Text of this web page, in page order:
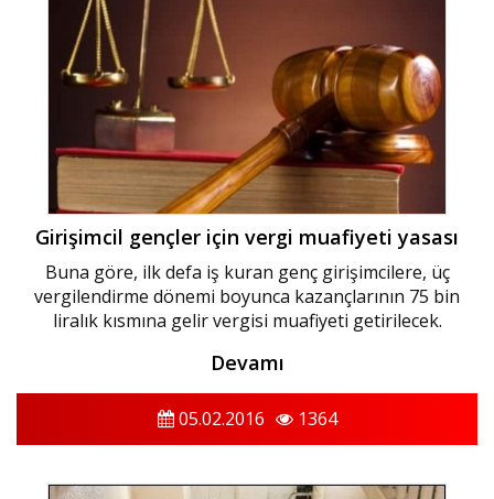
Girişimcil gençler için vergi muafiyeti yasası
Buna göre, ilk defa iş kuran genç girişimcilere, üç
vergilendirme dönemi boyunca kazançlarının 75 bin
liralık kısmına gelir vergisi muafiyeti getirilecek.
Devamı
05.02.2016 1364